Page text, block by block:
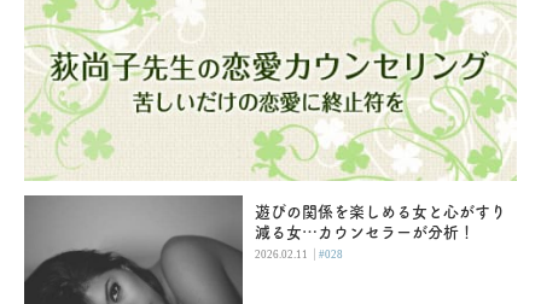
遊びの関係を楽しめる女と心がすり
減る女…カウンセラーが分析！
2026.02.11 |#028